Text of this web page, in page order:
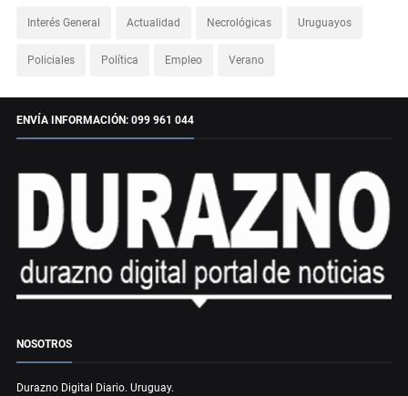
Interés General Actualidad Necrológicas Uruguayos
Policiales Política Empleo Verano
ENVÍA INFORMACIÓN: 099 961 044
NOSOTROS
Durazno Digital Diario. Uruguay.